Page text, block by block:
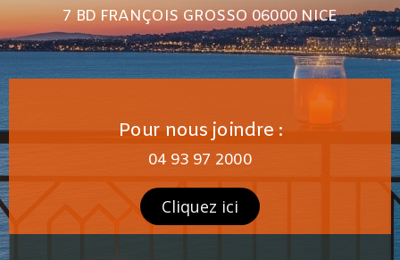
7 BD FRANÇOIS GROSSO 06000 NICE
Pour nous joindre :
04 93 97 2000
Cliquez ici